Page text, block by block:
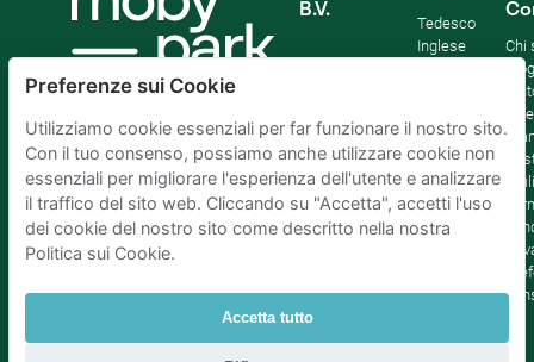
B.V.
Tedesco
Inglese
Olandese
Chi
Blog
Preferenze sui Cookie
Utilizziamo cookie essenziali per far funzionare il nostro sito.
Con il tuo consenso, possiamo anche utilizzare cookie non
essenziali per migliorare l'esperienza dell'utente e analizzare
il traffico del sito web. Cliccando su "Accetta", accetti l'uso
dei cookie del nostro sito come descritto nella nostra
Politica sui Cookie.
Accetta tutto